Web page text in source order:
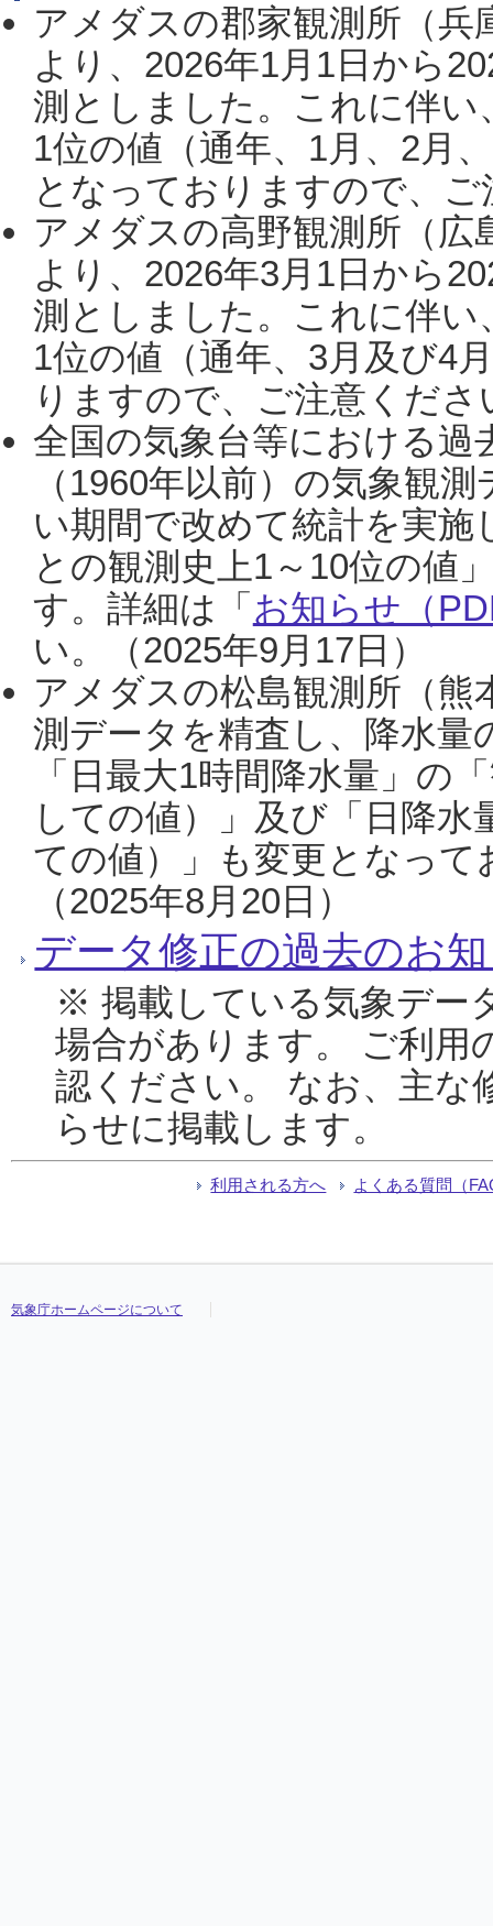
アメダスの郡家観測所（
より、2026年1月1日から
測としました。これに伴い
1位の値（通年、1月、2月
となっておりますので、
アメダスの高野観測所（
より、2026年3月1日から
測としました。これに伴い
1位の値（通年、3月及び4
りますので、ご注意くだ
全国の気象台等における過
（1960年以前）の気象観
い期間で改めて統計を実
との観測史上1～10位の値
す。詳細は「 お知らせ（
い。（2025年9月17日）
アメダスの松島観測所（熊
測データを精査し、降水
「日最大1時間降水量」の
しての値）」及び「日降
ての値）」も変更となっ
（2025年8月20日）
データ修正の過去のお
※ 掲載している気象デー
場合があります。 ご利用
認ください。 なお、主な
らせに掲載します。
利用される方へ よくある質問（
気象庁ホームページについて